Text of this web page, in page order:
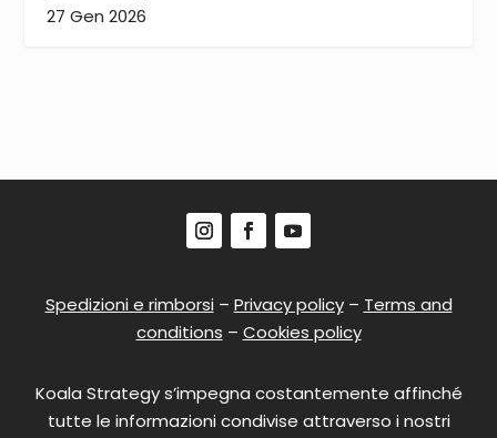
27 Gen 2026
Spedizioni e rimborsi – Privacy policy– Terms and
conditions – Cookies policy
Koala Strategy s’impegna costantemente affinché
tutte le informazioni condivise attraverso i nostri